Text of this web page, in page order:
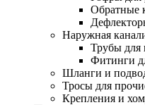
Обратные
Наружная
Трубы для
Фитинги
Шланги и
Тросы для
Крепления и